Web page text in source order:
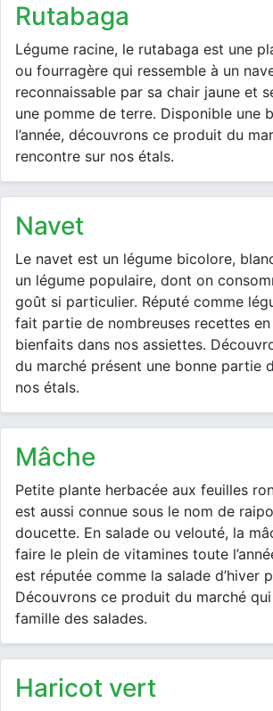
rutabaga
Légume racine, le rutabaga est une
ou fourragère qui ressemble à un
reconnaissable par sa chair jaune et
une pomme de terre. Disponible une
l’année, découvrons ce produit du
rencontre sur nos étals.
navet
Le navet est un légume bicolore,
un légume populaire, dont on
goût si particulier. Réputé comme
fait partie de nombreuses recettes
bienfaits dans nos assiettes.
du marché présent une bonne partie
nos étals.
mâche
Petite plante herbacée aux feuilles
est aussi connue sous le nom de
doucette. En salade ou velouté, la
faire le plein de vitamines toute
est réputée comme la salade d’hiver
Découvrons ce produit du marché
famille des salades.
haricot vert